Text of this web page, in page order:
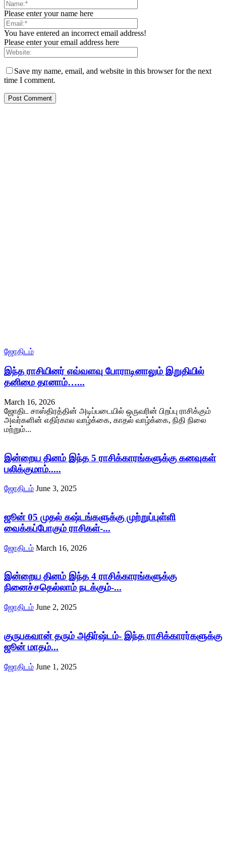
Please enter your name here
You have entered an incorrect email address!
Please enter your email address here
Save my name, email, and website in this browser for the next
time I comment.
ஜோதிடம்
இந்த ராசியினர் எவ்வளவு போராடினாலும் இறுதியில்
தனிமை தானாம்…...
March 16, 2026
ஜோதிட சாஸ்திரத்தின் அடிப்படையில் ஒருவரின் பிறப்பு ராசிக்கும்
அவர்களின் எதிர்கால வாழ்க்கை, காதல் வாழ்க்கை, நிதி நிலை
மற்றும்...
இன்றைய தினம் இந்த 5 ராசிக்காரங்களுக்கு கனவுகள்
பலிக்குமாம்.....
ஜோதிடம் June 3, 2025
ஜூன் 05 முதல் கஷ்டங்களுக்கு முற்றுப்புள்ளி
வைக்கப்போகும் ராசிகள்-...
ஜோதிடம் March 16, 2026
இன்றைய தினம் இந்த 4 ராசிக்காரங்களுக்கு
நினைச்சதெல்லாம் நடக்கும்-...
ஜோதிடம் June 2, 2025
குருபகவான் தரும் அதிர்ஷ்டம்- இந்த ராசிக்காரர்களுக்கு
ஜூன் மாதம்...
ஜோதிடம் June 1, 2025